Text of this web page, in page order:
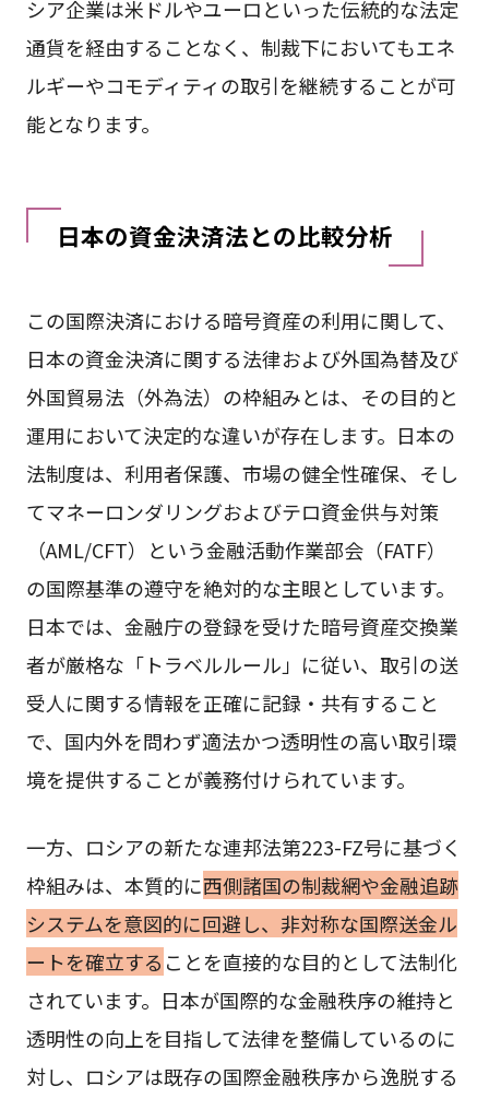
シア企業は米ドルやユーロといった伝統的な法定
通貨を経由することなく、制裁下においてもエネ
ルギーやコモディティの取引を継続することが可
能となります。
日本の資金決済法との比較分析
この国際決済における暗号資産の利用に関して、
日本の資金決済に関する法律および外国為替及び
外国貿易法（外為法）の枠組みとは、その目的と
運用において決定的な違いが存在します。日本の
法制度は、利用者保護、市場の健全性確保、そし
てマネーロンダリングおよびテロ資金供与対策
（AML/CFT）という金融活動作業部会（FATF）
の国際基準の遵守を絶対的な主眼としています。
日本では、金融庁の登録を受けた暗号資産交換業
者が厳格な「トラベルルール」に従い、取引の送
受人に関する情報を正確に記録・共有すること
で、国内外を問わず適法かつ透明性の高い取引環
境を提供することが義務付けられています。
一方、ロシアの新たな連邦法第223-FZ号に基づく
枠組みは、本質的に西側諸国の制裁網や金融追跡
システムを意図的に回避し、非対称な国際送金ル
ートを確立する ことを直接的な目的として法制化
されています。日本が国際的な金融秩序の維持と
透明性の向上を目指して法律を整備しているのに
対し、ロシアは既存の国際金融秩序から逸脱する